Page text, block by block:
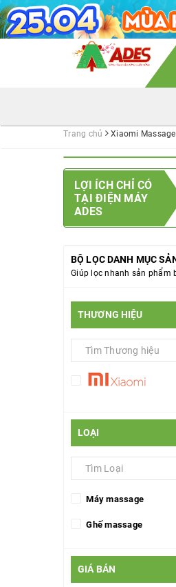
Trang chủ Xiaomi Massage
LỢI ÍCH CHỈ CÓ
TẠI ĐIỆN MÁY
ADES
BỘ LỌC DANH MỤC
Giúp lọc nhanh sản phẩm
THƯƠNG HIỆU
LOẠI
Máy massage
Ghế massage
GIÁ BÁN